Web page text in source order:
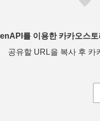
를 이용한 카카오스
공유할 URL을 복사 후 카